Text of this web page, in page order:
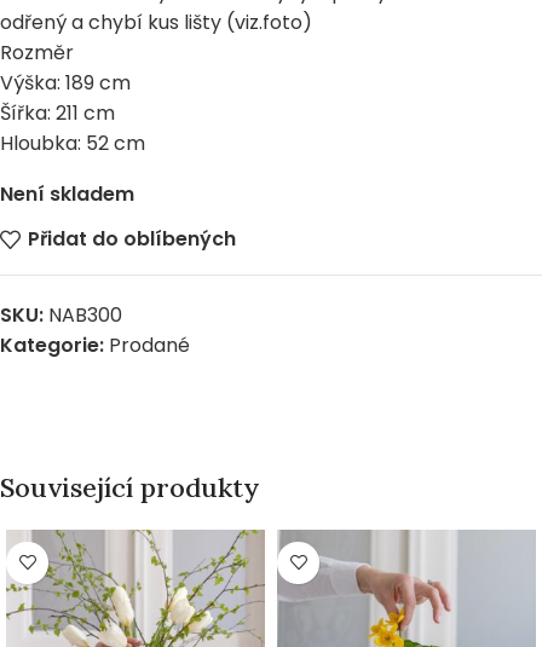
odřený a chybí kus lišty (viz.foto)
Rozměr
Výška: 189 cm
Šířka: 211 cm
Hloubka: 52 cm
Není skladem
Přidat do oblíbených
SKU: NAB300
Kategorie: Prodané
Související produkty
PRODÁNO PRODÁNO